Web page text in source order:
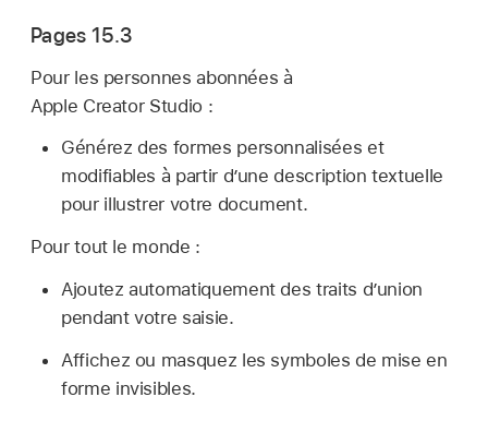
Pages 15.3
Pour les personnes abonnées à
Apple Creator Studio :
Générez des formes personnalisées et
modifiables à partir d’une description textuelle
pour illustrer votre document.
Pour tout le monde :
Ajoutez automatiquement des traits d’union
pendant votre saisie.
Affichez ou masquez les symboles de mise en
forme invisibles.